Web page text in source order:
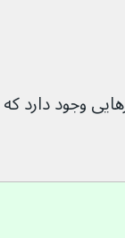
حبس نفس می‌شود، کارهایی وجود دارد که